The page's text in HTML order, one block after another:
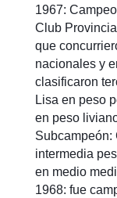
1967:
Club
que
nacionales y
clasificaron
Lisa en peso
en peso
Subcampeón:
intermedia
en medio
1968: fue